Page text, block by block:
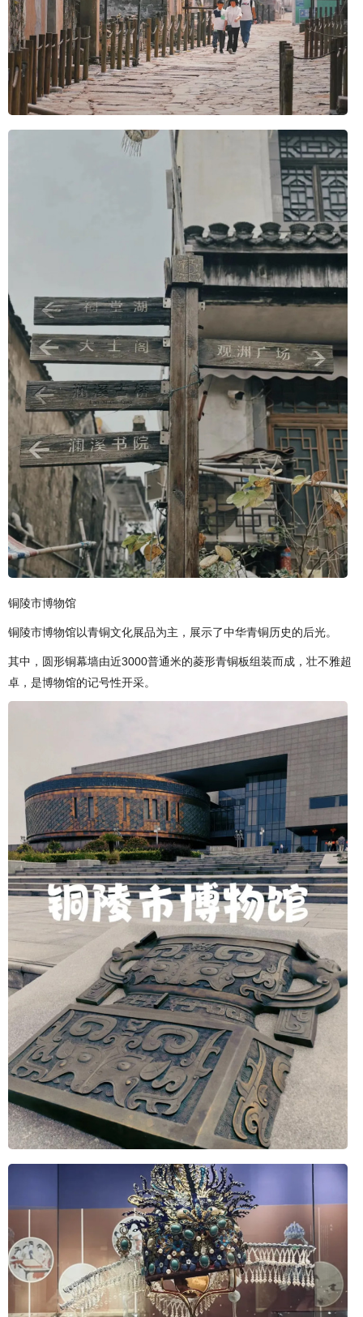
铜陵市博物馆
铜陵市博物馆以青铜文化展品为主，展示了中华青铜历史的后光。
其中，圆形铜幕墙由近3000普通米的菱形青铜板组装而成，壮不雅超
卓，是博物馆的记号性开采。